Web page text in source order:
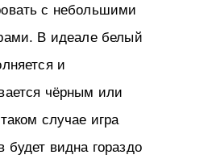
с небольшими
В идеале белый
и
чёрным или
случае игра
будет видна гораздо